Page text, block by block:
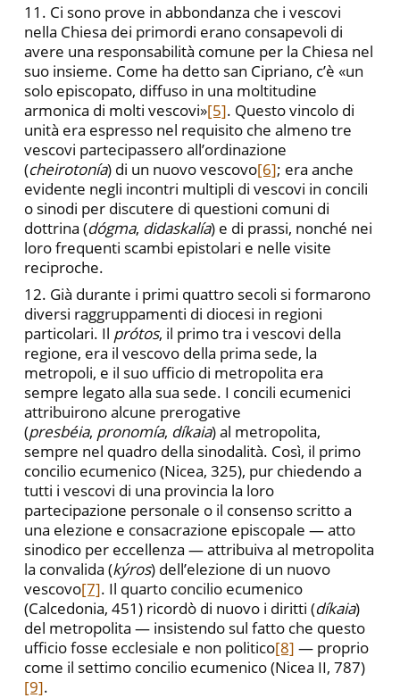
11. Ci sono prove in abbondanza che i vescovi
nella Chiesa dei primordi erano consapevoli di
avere una responsabilità comune per la Chiesa nel
suo insieme. Come ha detto san Cipriano, c’è «un
solo episcopato, diffuso in una moltitudine
armonica di molti vescovi»[5]. Questo vincolo di
unità era espresso nel requisito che almeno tre
vescovi partecipassero all’ordinazione
(cheirotonía) di un nuovo vescovo[6]; era anche
evidente negli incontri multipli di vescovi in concili
o sinodi per discutere di questioni comuni di
dottrina (dógma, didaskalía) e di prassi, nonché nei
loro frequenti scambi epistolari e nelle visite
reciproche.
12. Già durante i primi quattro secoli si formarono
diversi raggruppamenti di diocesi in regioni
particolari. Il prótos, il primo tra i vescovi della
regione, era il vescovo della prima sede, la
metropoli, e il suo ufficio di metropolita era
sempre legato alla sua sede. I concili ecumenici
attribuirono alcune prerogative
(presbéia, pronomía, díkaia) al metropolita,
sempre nel quadro della sinodalità. Così, il primo
concilio ecumenico (Nicea, 325), pur chiedendo a
tutti i vescovi di una provincia la loro
partecipazione personale o il consenso scritto a
una elezione e consacrazione episcopale — atto
sinodico per eccellenza — attribuiva al metropolita
la convalida (kýros) dell’elezione di un nuovo
vescovo[7]. Il quarto concilio ecumenico
(Calcedonia, 451) ricordò di nuovo i diritti (díkaia)
del metropolita — insistendo sul fatto che questo
ufficio fosse ecclesiale e non politico[8] — proprio
come il settimo concilio ecumenico (Nicea II, 787)
[9].